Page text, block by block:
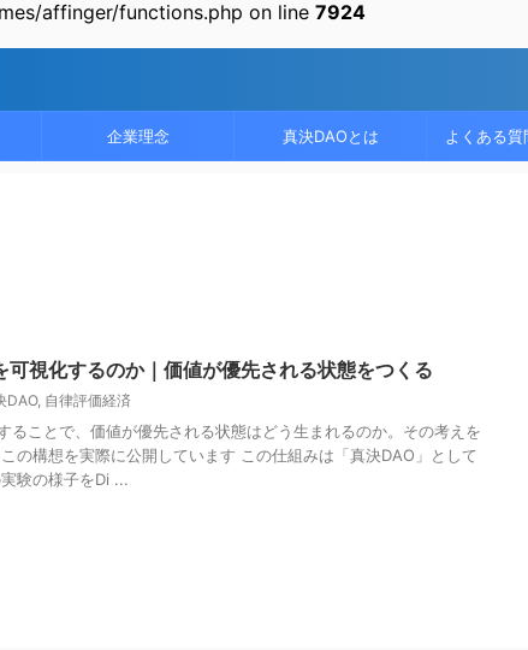
affinger/functions.php on line 7924
企業理念 真決DAOとは よくある質
可視化するのか｜価値が優先される状態をつくる
DAO, 自律評価経済
ることで、価値が優先される状態はどう生まれるのか。その考えを
の構想を実際に公開しています この仕組みは「真決DAO」として
験の様子をDi ...